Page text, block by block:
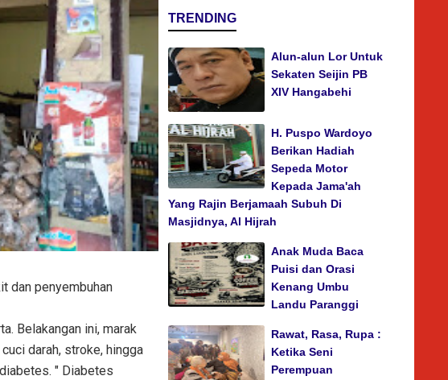
dan penyembuhan
Belakangan ini, marak
darah, stroke, hingga
" Diabetes
TRENDING
Alun-alun Lor Untuk
Sekaten Seijin PB
XIV Hangabehi
H. Puspo Wardoyo
Berikan Hadiah
Sepeda Motor
Kepada Jama'ah
Yang Rajin Berjamaah Subuh Di
Masjidnya, Al Hijrah
Anak Muda Baca
Puisi dan Orasi
Kenang Umbu
Landu Paranggi
Rawat, Rasa, Rupa :
Ketika Seni
Perempuan